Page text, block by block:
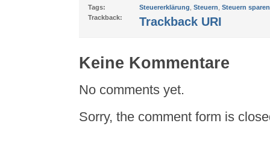
Tags: Steuererklärung Steuern Steuern sparen
Trackback:
Trackback URI
Keine Kommentare
No comments yet.
Sorry, the comment form is